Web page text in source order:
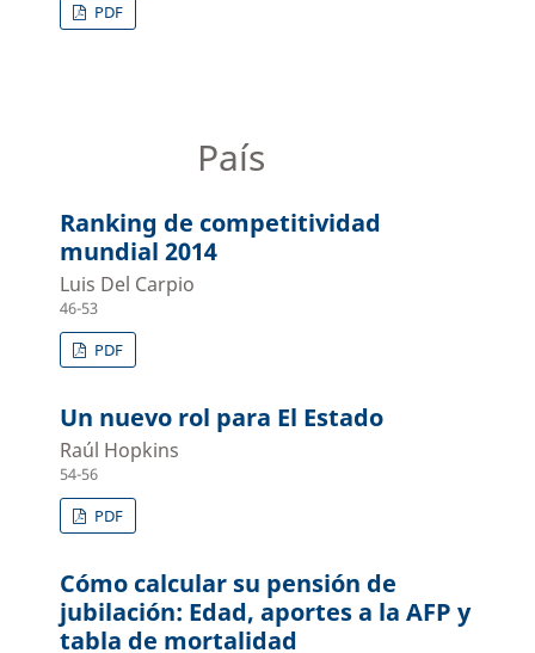
PDF
País
Ranking de competitividad
mundial 2014
Luis Del Carpio
46-53
PDF
Un nuevo rol para El Estado
Raúl Hopkins
54-56
PDF
Cómo calcular su pensión de
jubilación: Edad, aportes a la AFP y
tabla de mortalidad